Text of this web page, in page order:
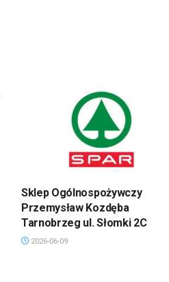
Sklep Ogólnospożywczy
Przemysław Kozdęba
Tarnobrzeg ul. Słomki 2C
2026-06-09